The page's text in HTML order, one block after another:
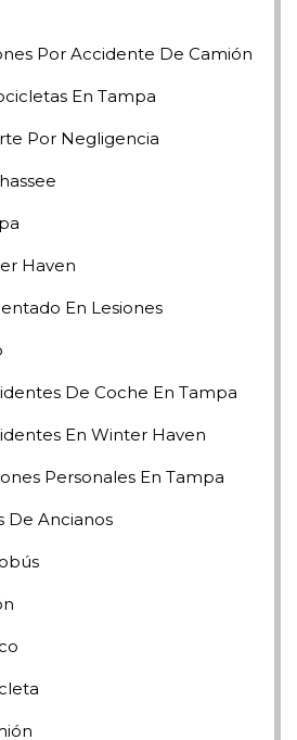
Por Accidente De Camión
En Tampa
Por Negligencia
Haven
En Lesiones
De Coche En Tampa
En Winter Haven
Personales En Tampa
De Ancianos